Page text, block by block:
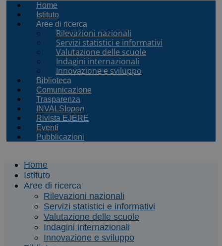
Home
Istituto
Aree di ricerca
Rilevazioni nazionali
Servizi statistici e informativi
Valutazione delle scuole
Indagini internazionali
Innovazione e sviluppo
Biblioteca
Comunicazione
Trasparenza
INVALSI open
Rivista EJERE
Eventi
Pubblicazioni
Home
Istituto
Aree di ricerca
Rilevazioni nazionali
Servizi statistici e informativi
Valutazione delle scuole
Indagini internazionali
Innovazione e sviluppo